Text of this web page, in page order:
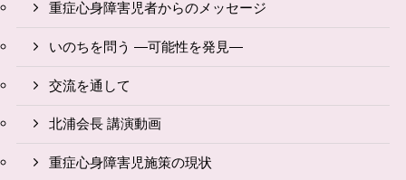
重症心身障害児者からのメッセージ
いのちを問う ―可能性を発見―
交流を通して
北浦会長 講演動画
重症心身障害児施策の現状